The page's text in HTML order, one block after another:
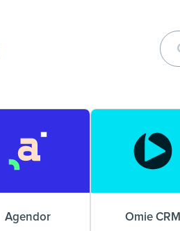
Agendor Omie CRM